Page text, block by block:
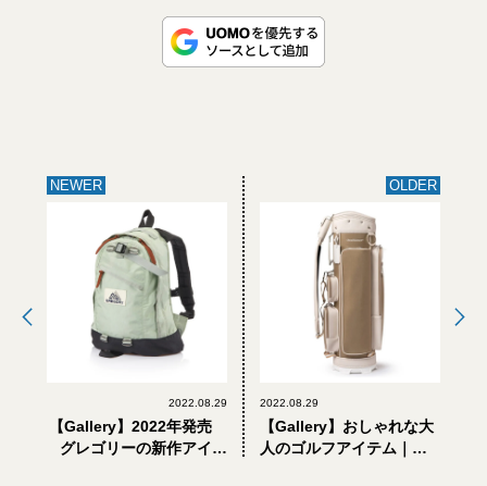
NEWER
2022.08.29
【Gallery】2022年発売
グレゴリーの新作アイテ
OLDER
2022.08.29
【Gallery】おしゃれな大
人のゴルフアイテム｜狙